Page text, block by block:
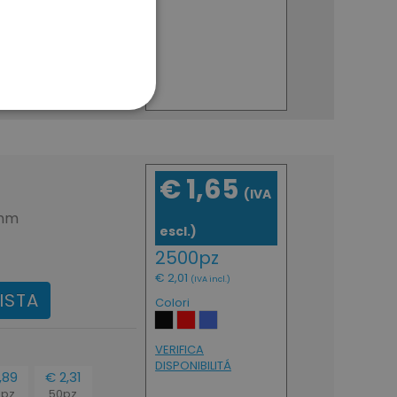
€ 2,31
50pz
€ 1,65 (IVA
escl.)
2500pz
€ 2,01 (IVA incl.)
Colori
VERIFICA
DISPONIBILITÁ
gestione dell'account. Il
attiva la pulizia della